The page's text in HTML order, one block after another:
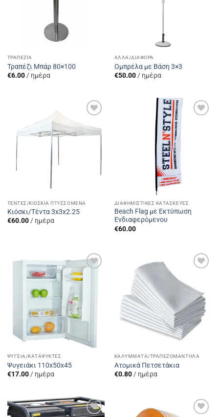
ΤΡΑΠΈΖΙΑ
Τραπέζι Μπάρ 80×100
€6.00/ ημέρα
ΆΛΛΑ/ΔΙΆΦΟΡΑ
Ομπρέλα με Βάση 3×3
€50.00/ ημέρα
Wishlist
ΤΈΝΤΕΣ/ΚΙΌΣΚΙΑ ΠΤΥΣΣΌΜΕΝΑ
Κιόσκι/Τέντα 3x3x2.25
€60.00/ ημέρα
ΔΙΑΦΗΜΙΣΤΙΚΈΣ ΚΑΤΑΣΚΕΥΈΣ
Beach Flag με Εκτύπωση
Ενδιαφερόμενου
€60.00
Add to
Wishlist
ΨΥΓΕΊΑ/ΚΑΤΑΨΎΚΤΕΣ
Ψυγειάκι 110x50x45
€17.00/ ημέρα
Wishlist
ΚΑΛΎΜΜΑΤΑ/ΤΡΑΠΕΖΟΜΆΝΤΗΛΑ
Ατομικά Πετσετάκια
€0.80/ ημέρα